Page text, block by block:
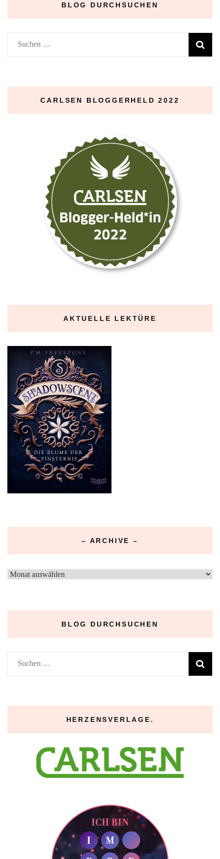
BLOG DURCHSUCHEN
Suchen
nach:
CARLSEN BLOGGERHELD 2022
AKTUELLE LEKTÜRE
– ARCHIVE –
–
BLOG DURCHSUCHEN
Suchen
nach:
HERZENSVERLAGE.